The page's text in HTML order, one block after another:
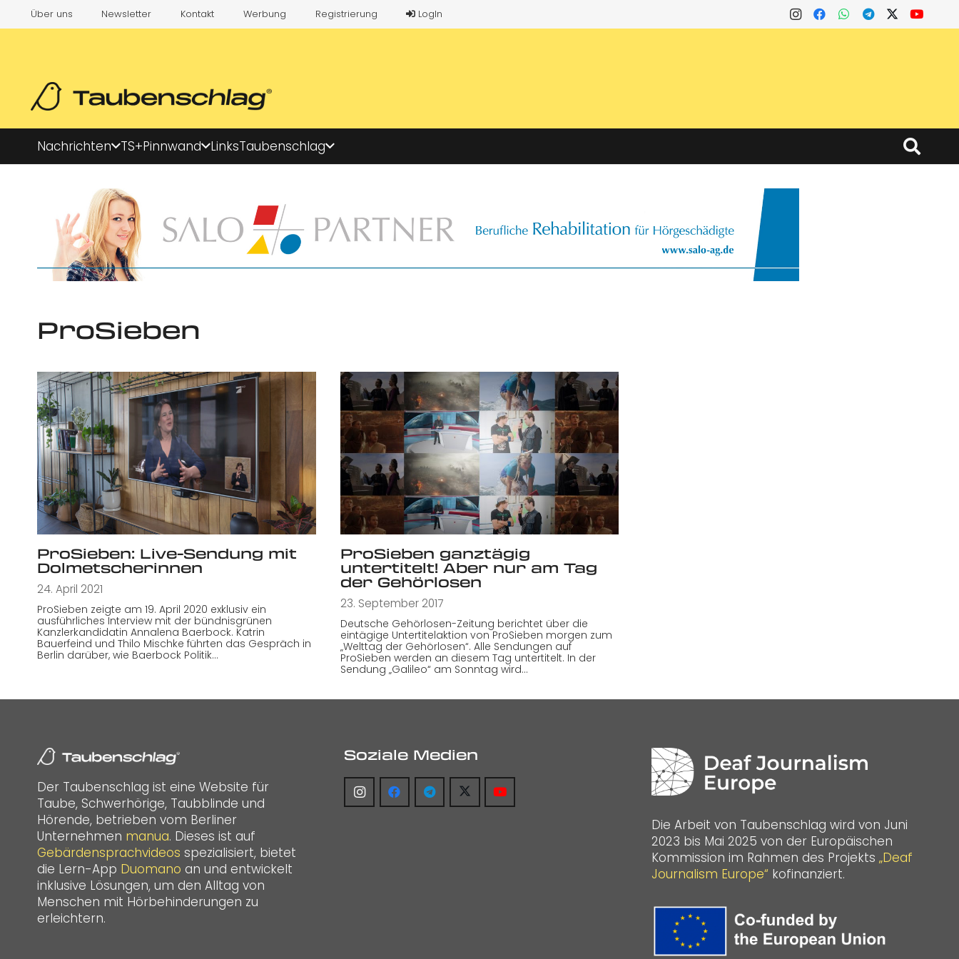
Über uns Newsletter Kontakt Werbung Registrierung LogIn
Nachrichten TS+Pinnwand LinksTaubenschlag
ProSieben
ProSieben: Live-Sendung mit
Dolmetscherinnen
24. April 2021
ProSieben zeigte am 19. April 2020 exklusiv ein
ausführliches Interview mit der bündnisgrünen
Kanzlerkandidatin Annalena Baerbock. Katrin
Bauerfeind und Thilo Mischke führten das Gespräch in
Berlin darüber, wie Baerbock Politik…
ProSieben ganztägig
untertitelt! Aber nur am Tag
der Gehörlosen
23. September 2017
Deutsche Gehörlosen-Zeitung berichtet über die
eintägige Untertitelaktion von ProSieben morgen zum
„Welttag der Gehörlosen“. Alle Sendungen auf
ProSieben werden an diesem Tag untertitelt. In der
Sendung „Galileo“ am Sonntag wird…
Der Taubenschlag ist eine Website für
Taube, Schwerhörige, Taubblinde und
Hörende, betrieben vom Berliner
Unternehmen manua. Dieses ist auf
Gebärdensprachvideos spezialisiert, bietet
die Lern-App Duomano an und entwickelt
inklusive Lösungen, um den Alltag von
Menschen mit Hörbehinderungen zu
erleichtern.
Soziale Medien
Die Arbeit von Taubenschlag wird von Juni
2023 bis Mai 2025 von der Europäischen
Kommission im Rahmen des Projekts „Deaf
Journalism Europe“ kofinanziert.